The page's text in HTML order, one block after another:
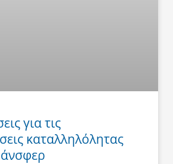
για τις
καταλληλόλητας